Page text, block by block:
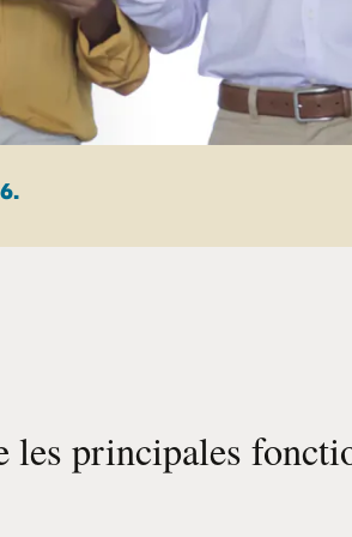
les principales